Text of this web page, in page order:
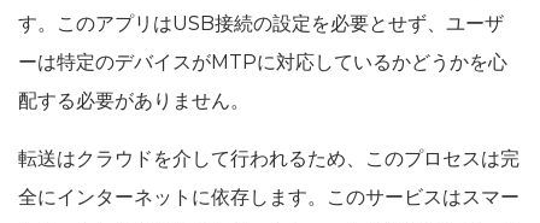
す。このアプリはUSB接続の設定を必要とせず、ユーザ
ーは特定のデバイスがMTPに対応しているかどうかを心
配する必要がありません。
転送はクラウドを介して行われるため、このプロセスは完
全にインターネットに依存します。このサービスはスマー